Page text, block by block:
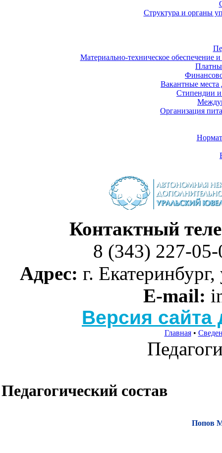
Структура и органы
Материально-техническое обеспечение
Вакантные места
Стипендии
Организация
Контактный
8 (343) 227-
Адрес: г.
E-mail:
Версия
Главная•
Педагогический состав
Попов